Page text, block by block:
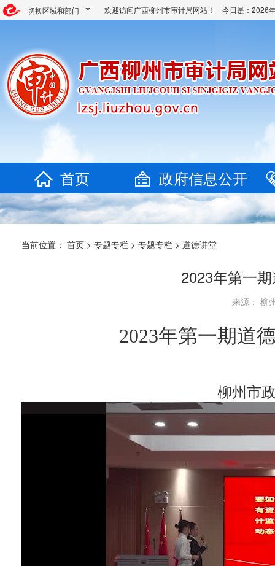
切换区域和部门 欢迎访问广西柳州市审计局网站！ 今日是： 2026
首页 政府信息公开
当前位置： 首页 > 专题专栏 > 专题专栏 > 道德讲堂
2023年第一
来源：
2023年第一期道
柳州市